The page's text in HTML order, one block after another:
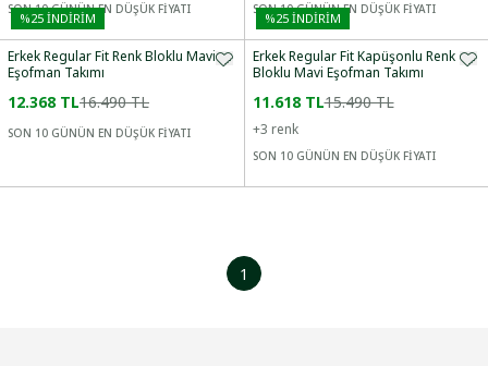
SON 10 GÜNÜN EN DÜŞÜK FİYATI SON 10 GÜNÜN EN DÜŞÜK FİYATI
%25 İNDİRİM
Erkek Regular Fit Renk Bloklu Mavi
Eşofman Takımı
12.368 TL16.490 TL
SON 10 GÜNÜN EN DÜŞÜK FİYATI
%25İNDİRİM
Erkek Regular Fit Kapüşonlu Renk
Bloklu Mavi Eşofman Takımı
11.618 TL15.490 TL
+3 renk
SON 10 GÜNÜN EN DÜŞÜK FİYATI
1